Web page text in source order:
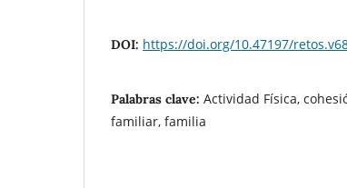
DOI: https://doi.org/10.47197/
Palabras clave: Actividad Física,
familiar, familia